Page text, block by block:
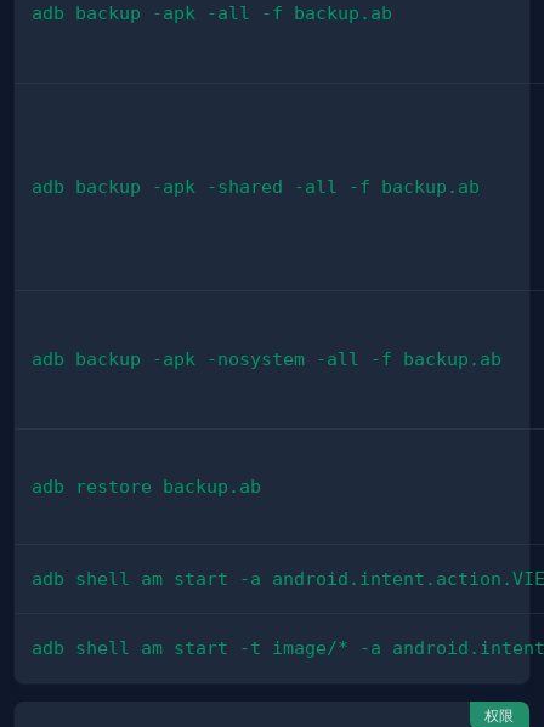
adb backup -apk -all -f backup.ab
adb backup -apk -shared -all -f backup.ab
adb backup -apk -nosystem -all -f backup.ab
adb restore backup.ab
adb shell am start -a
adb shell am start -t image/* -a
权限